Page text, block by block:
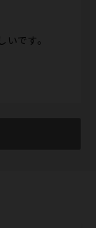
です。